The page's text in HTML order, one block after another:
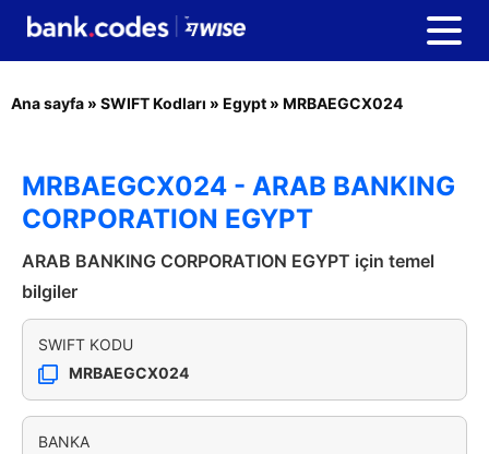
Ana sayfa » SWIFT Kodları » Egypt » MRBAEGCX024
MRBAEGCX024 - ARAB BANKING
CORPORATION EGYPT
ARAB BANKING CORPORATION EGYPT için temel
bilgiler
SWIFT KODU
MRBAEGCX024
BANKA